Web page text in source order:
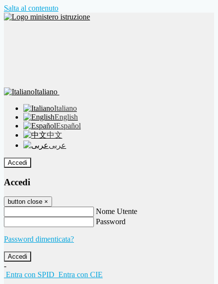
Salta al contenuto
Italiano
Italiano
English
Español
中文
عربى
Accedi
Accedi
button close ×
Nome Utente
Password
Password dimenticata?
-
Entra con SPID Entra con CIE